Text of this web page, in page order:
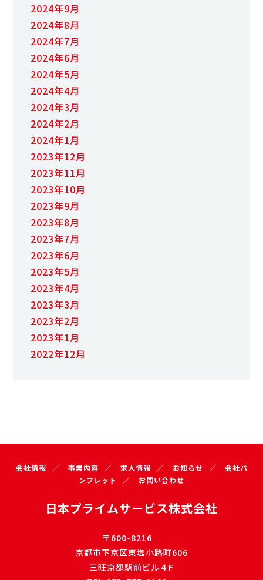
2024年9月
2024年8月
2024年7月
2024年6月
2024年5月
2024年4月
2024年3月
2024年2月
2024年1月
2023年12月
2023年11月
2023年10月
2023年9月
2023年8月
2023年7月
2023年6月
2023年5月
2023年4月
2023年3月
2023年2月
2023年1月
2022年12月
会社情報 事業内容 求人情報 お知らせ
会社パ
ンフレット
お問い合わせ
日本プライムサービス株式会社
〒600-8216
京都市下京区東塩小路町606
三旺京都駅前ビル４F